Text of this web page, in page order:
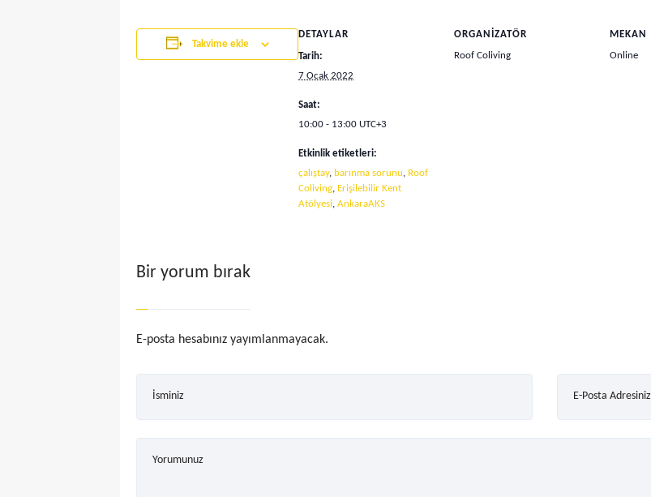
Takvime ekle
DETAYLAR
Tarih:
7 Ocak 2022
Saat:
10:00 - 13:00 UTC+3
Etkinlik etiketleri:
çalıştay, barınma sorunu, Roof
Coliving, Erişilebilir Kent
Atölyesi, AnkaraAKS
ORGANIZATÖR
Roof Coliving
MEKAN
Online
Bir yorum bırak
E-posta hesabınız yayımlanmayacak.
İsminiz E-Posta Adresiniz
Yorumunuz